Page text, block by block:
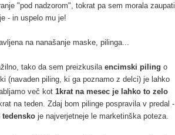
"pod nadzorom", tokrat pa sem morala zaupati
- in uspelo mu je!
na nanašanje maske, pilinga...
tako da sem preizkusila encimski piling o
(navaden piling, ki ga poznamo z delci) je lahko
več kot 1krat na mesec je lahko to zelo
na teden. Zdaj bom pilinge pospravila v predal -
tedensko je najverjetneje le marketinška poteza.